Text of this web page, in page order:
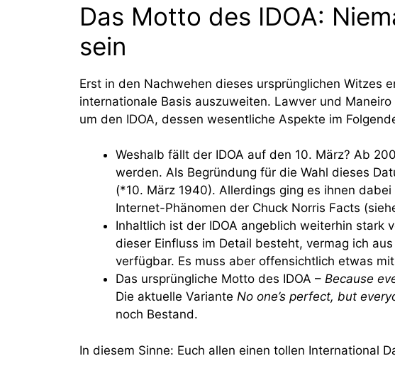
Das Motto des IDOA:
sein
Erst in den Nachwehen dieses ursprünglichen Witzes
internationale Basis auszuweiten. Lawver und
um den IDOA, dessen wesentliche Aspekte im
Weshalb fällt der IDOA auf den 10. März? Ab
werden. Als Begründung für die Wahl dieses
(*10. März 1940). Allerdings ging es ihnen
Internet-Phänomen der Chuck Norris Facts
Inhaltlich ist der IDOA angeblich weiterhin stark
dieser Einfluss im Detail besteht, vermag ich
verfügbar. Es muss aber offensichtlich etwas
Das ursprüngliche Motto des IDOA – Because
Die aktuelle Variante No one’s perfect, but
noch Bestand.
In diesem Sinne: Euch allen einen tollen International